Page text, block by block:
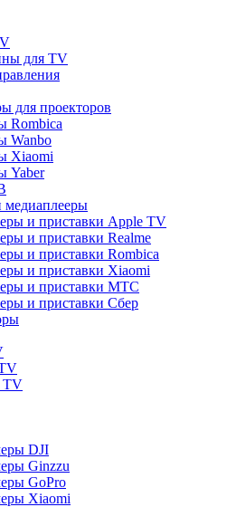
для TV
для проекторов
Rombica
Wanbo
Xiaomi
Yaber
медиаплееры
и приставки Apple TV
и приставки Realme
и приставки Rombica
и приставки Xiaomi
и приставки МТС
и приставки Сбер
TV
DJI
Ginzzu
GoPro
Xiaomi